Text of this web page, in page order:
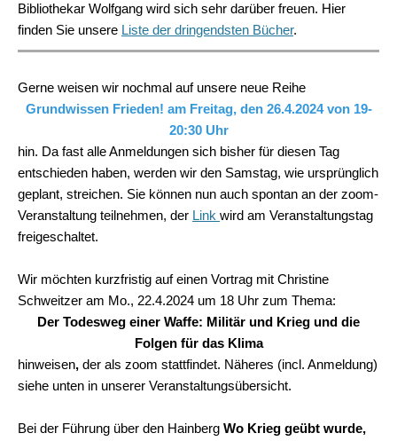
Bibliothekar Wolfgang wird sich sehr darüber freuen. Hier
finden Sie unsere Liste der dringendsten Bücher.
Gerne weisen wir nochmal auf unsere neue Reihe
Grundwissen Frieden! am Freitag, den 26.4.2024 von 19-
20:30 Uhr
hin. Da fast alle Anmeldungen sich bisher für diesen Tag
entschieden haben, werden wir den Samstag, wie ursprünglich
geplant, streichen. Sie können nun auch spontan an der zoom-
Veranstaltung teilnehmen, der Link wird am Veranstaltungstag
freigeschaltet.
Wir möchten kurzfristig auf einen Vortrag mit Christine
Schweitzer am Mo., 22.4.2024 um 18 Uhr zum Thema:
Der Todesweg einer Waffe: Militär und Krieg und die
Folgen für das Klima
hinweisen, der als zoom stattfindet. Näheres (incl. Anmeldung)
siehe unten in unserer Veranstaltungsübersicht.
Bei der Führung über den Hainberg Wo Krieg geübt wurde,